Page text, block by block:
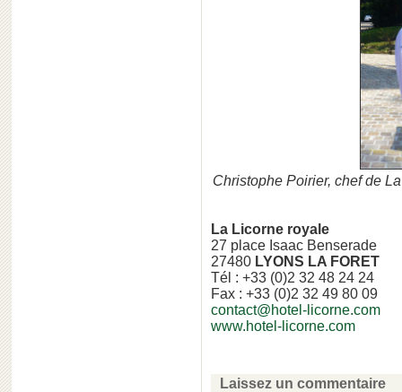
Christophe Poirier, chef de
La Licorne royale
27 place Isaac Benserade
27480 LYONS LA FORET
Tél : +33 (0)2 32 48 24 24
Fax : +33 (0)2 32 49 80 09
contact@hotel-licorne.com
www.hotel-licorne.com
Laissez un commentaire